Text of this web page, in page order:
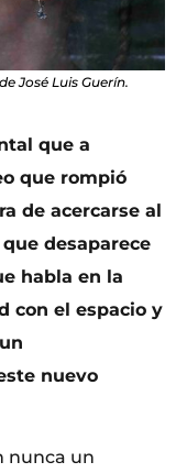
José Luis Guerín.
que a
que rompió
de acercarse al
desaparece
habla en la
con el espacio y
nuevo
nunca un